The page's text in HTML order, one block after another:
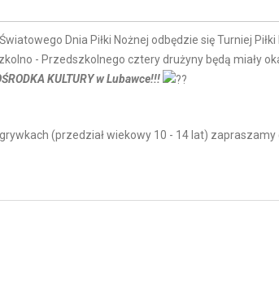
Dnia Piłki Nożnej odbędzie się Turniej Piłki
- Przedszkolnego cztery drużyny będą miały
KULTURY w Lubawce!!!
(przedział wiekowy 10 - 14 lat) zapraszamy